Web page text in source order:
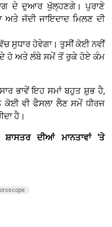
ਦੇ ਦੁਆਰ ਖੁੱਲ੍ਹਣਗੇ। ਪੁਰਾਣੇ
ਅਤੇ ਜੱਦੀ ਜਾਇਦਾਦ ਮਿਲਣ ਦੀ
ਸੁਧਾਰ ਹੋਵੇਗਾ। ਤੁਸੀਂ ਕੋਈ ਨਵੀਂ
ਹੋ ਅਤੇ ਲੰਬੇ ਸਮੇਂ ਤੋਂ ਰੁਕੇ ਹੋਏ ਕੰਮ
ਭਾਵੇਂ ਇਹ ਸਮਾਂ ਬਹੁਤ ਸ਼ੁਭ ਹੈ,
ਕੋਈ ਵੀ ਫੈਸਲਾ ਲੈਣ ਸਮੇਂ ਧੀਰਜ
ਹੈ।
ਦੀਆਂ ਮਾਨਤਾਵਾਂ 'ਤੇ